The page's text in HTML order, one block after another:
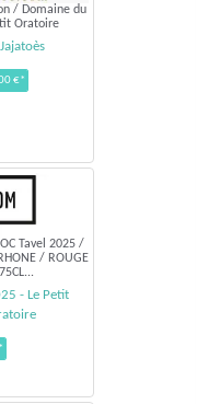
/ Domaine du
Oratoire
Jajatoès
€*
Tavel 2025 /
/ ROUGE
- Le Petit